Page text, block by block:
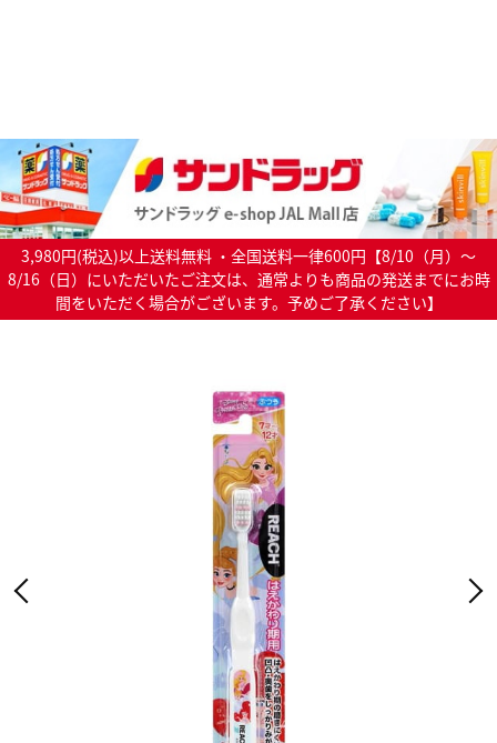
3,980円(税込)以上送料無料 ・全国送料一律600円【8/10（月）～
8/16（日）にいただいたご注文は、通常よりも商品の発送までにお時
間をいただく場合がございます。予めご了承ください】